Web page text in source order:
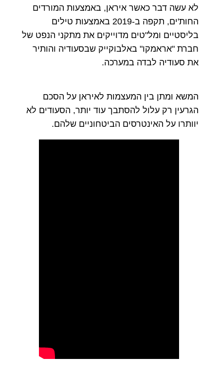
לא עשה דבר כאשר איראן, באמצעות המורדים
החות'ים, תקפה ב-2019 באמצעות טילים
בליסטיים ומל"טים מדוייקים את מתקני הנפט של
חברת "אראמקו" באלבוקייק שבסעודיה והותיר
את סעודיה לבדה במערכה.
המשא ומתן בין המעצמות לאיראן על הסכם
הגרעין רק עלול להסתבך עוד יותר, הסעודים לא
יוותרו על האינטרסים הביטחוניים שלהם.